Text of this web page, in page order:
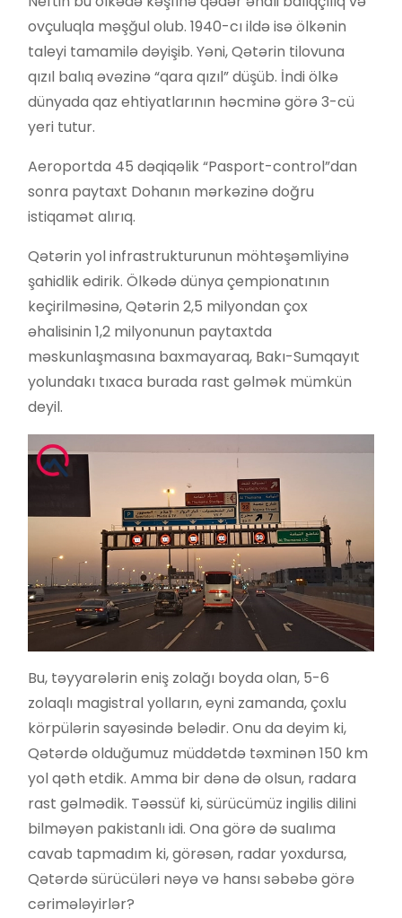
ovçuluqla məşğul olub. 1940-cı ildə isə ölkənin
taleyi tamamilə dəyişib. Yəni, Qətərin tilovuna
qızıl balıq əvəzinə “qara qızıl” düşüb. İndi ölkə
dünyada qaz ehtiyatlarının həcminə görə 3-cü
yeri tutur.
Aeroportda 45 dəqiqəlik “Pasport-control”dan
sonra paytaxt Dohanın mərkəzinə doğru
istiqamət alırıq.
Qətərin yol infrastrukturunun möhtəşəmliyinə
şahidlik edirik. Ölkədə dünya çempionatının
keçirilməsinə, Qətərin 2,5 milyondan çox
əhalisinin 1,2 milyonunun paytaxtda
məskunlaşmasına baxmayaraq, Bakı-Sumqayıt
yolundakı tıxaca burada rast gəlmək mümkün
deyil.
Bu, təyyarələrin eniş zolağı boyda olan, 5-6
zolaqlı magistral yolların, eyni zamanda, çoxlu
körpülərin sayəsində belədir. Onu da deyim ki,
Qətərdə olduğumuz müddətdə təxminən 150 km
yol qəth etdik. Amma bir dənə də olsun, radara
rast gəlmədik. Təəssüf ki, sürücümüz ingilis dilini
bilməyən pakistanlı idi. Ona görə də sualıma
cavab tapmadım ki, görəsən, radar yoxdursa,
Qətərdə sürücüləri nəyə və hansı səbəbə görə
cərimələyirlər?